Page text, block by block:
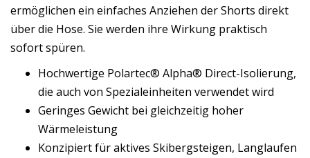
ermöglichen ein einfaches Anziehen der Shorts direkt
über die Hose. Sie werden ihre Wirkung praktisch
sofort spüren.
Hochwertige Polartec® Alpha® Direct-Isolierung,
die auch von Spezialeinheiten verwendet wird
Geringes Gewicht bei gleichzeitig hoher
Wärmeleistung
Konzipiert für aktives Skibergsteigen, Langlaufen